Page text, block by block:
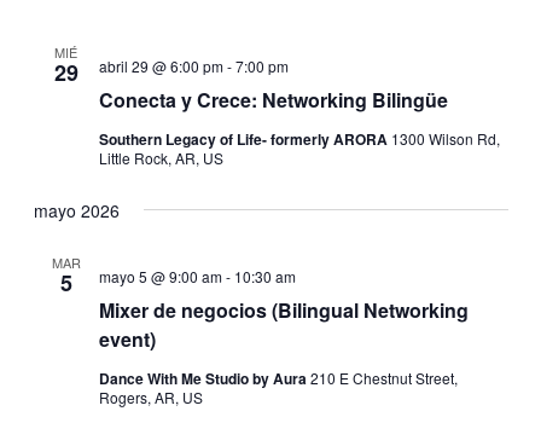
MIÉ
29
Conecta y Crece: Networking Bilingüe
abril 29 @ 6:00 pm-7:00 pm
Southern Legacy of Life- formerly ARORA 1300 Wilson Rd,
Little Rock, AR, US
mayo 2026
MAR
5
Mixer de negocios (Bilingual Networking
event)
mayo 5 @ 9:00 am- 10:30 am
Dance With Me Studio by Aura210 E Chestnut Street,
Rogers, AR, US